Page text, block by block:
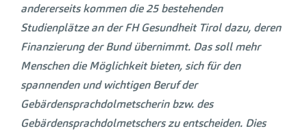
andererseits kommen die 25 bestehenden
Studienplätze an der FH Gesundheit Tirol dazu, deren
Finanzierung der Bund übernimmt. Das soll mehr
Menschen die Möglichkeit bieten, sich für den
spannenden und wichtigen Beruf der
Gebärdensprachdolmetscherin bzw. des
Gebärdensprachdolmetschers zu entscheiden. Dies